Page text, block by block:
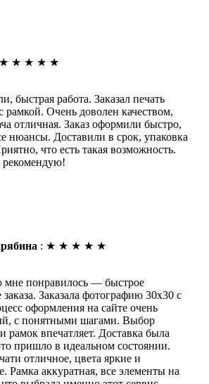
★ ★ ★ ★ ★
быстрая работа. Заказал печать
рамкой. Очень доволен качеством,
отличная. Заказ оформили быстро,
нюансы. Доставили в срок, упаковка
что есть такая возможность.
: ★ ★ ★ ★ ★
мне понравилось — быстрое
Заказала фотографию 30х30 с
оформления на сайте очень
с понятными шагами. Выбор
рамок впечатляет. Доставка была
пришло в идеальном состоянии.
отличное, цвета яркие и
Рамка аккуратная, все элементы на